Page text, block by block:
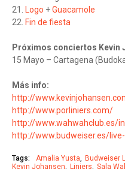
21. Logo +Guacamole
22. Fin de fiesta
Próximos conciertos Kevin
15 Mayo – Cartagena
Más info:
http://
http://www.porliniers.com/
http://www.wahwahclub.es/
http://www.budweiser.es/
Tags: Amalia Yusta Budweiser
Kevin Johansen
Liniers Sala